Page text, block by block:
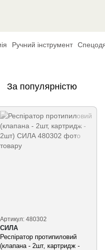
Ручний інструмент
За популярністю
Артикул: 480302
СИЛА
Респіратор протипиловий
(клапана - 2шт, картридж -